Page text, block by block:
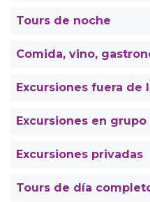
Tours de noche
Comida, vino,
Excursiones fuera de
Excursiones en grupo
Excursiones privadas
Tours de día